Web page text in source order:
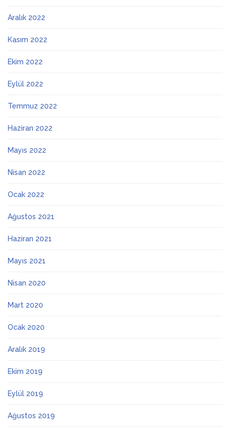
Aralık 2022
Kasım 2022
Ekim 2022
Eylül 2022
Temmuz 2022
Haziran 2022
Mayıs 2022
Nisan 2022
Ocak 2022
Ağustos 2021
Haziran 2021
Mayıs 2021
Nisan 2020
Mart 2020
Ocak 2020
Aralık 2019
Ekim 2019
Eylül 2019
Ağustos 2019